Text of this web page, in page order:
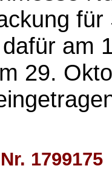
am
29.
1799175